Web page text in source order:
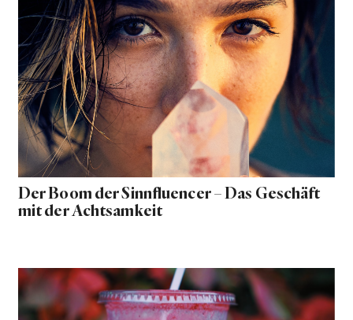
Der Boom der Sinnfluencer – Das Geschäft
mit der Achtsamkeit